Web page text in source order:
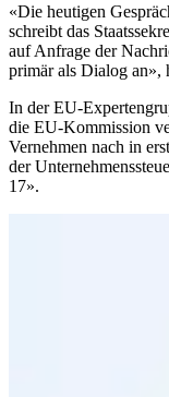
«Die heutigen
schreibt das
auf Anfrage der
primär als Dialog an»,
In der EU-
die EU-Kommission
Vernehmen nach in
der
17».